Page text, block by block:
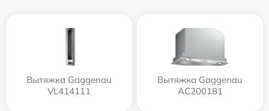
Вытяжка Gaggenau
VL414111
Вытяжка Gaggenau
AC200181